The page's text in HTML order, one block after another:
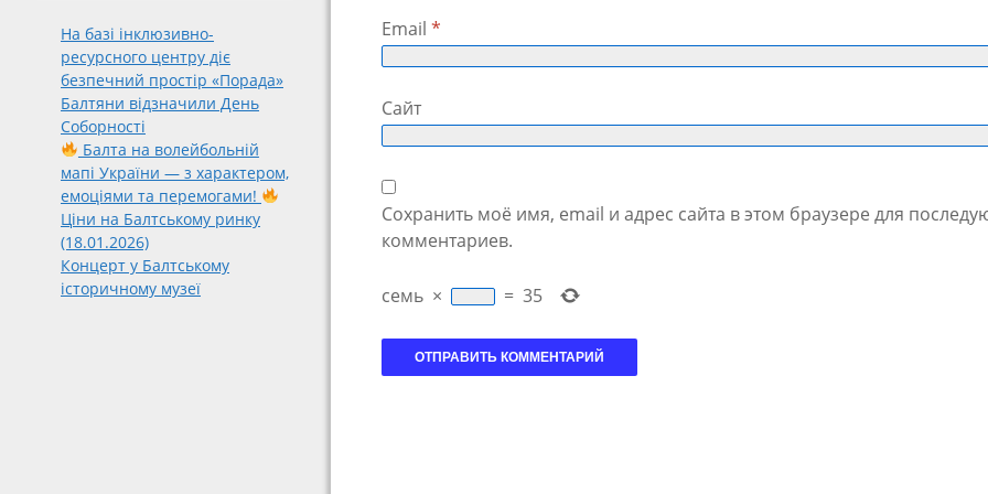
На базі інклюзивно-
ресурсного центру діє
безпечний простір «Порада»
Балтяни відзначили День
Соборності
Балта на волейбольній
мапі України — з характером,
емоціями та перемогами!
Ціни на Балтському ринку
(18.01.2026)
Концерт у Балтському
історичному музеї
Email*
Сайт
Сохранить моё имя, email и адрес сайта в этом браузере для
комментариев.
семь × = 35